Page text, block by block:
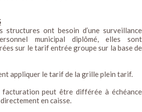
structures ont besoin d’une surveillance
municipal diplômé, elles sont
sur le tarif entrée groupe sur la base de
appliquer le tarif de la grille plein tarif.
facturation peut être différée à échéance
en caisse.